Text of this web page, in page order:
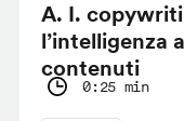
A. I.
l’intelligenza
contenuti
0:25 min